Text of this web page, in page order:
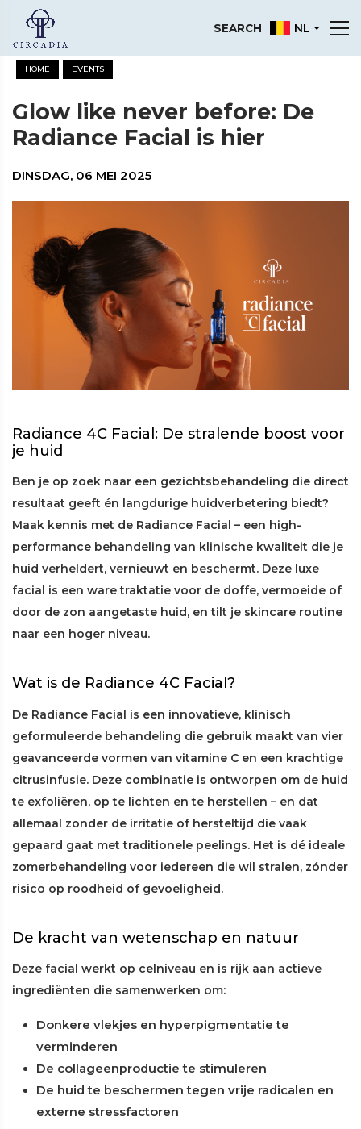
SEARCH NL
HOME EVENTS
Glow like never before: De
Radiance Facial is hier
DINSDAG, 06 MEI 2025
Radiance 4C Facial: De stralende boost voor
je huid
Ben je op zoek naar een gezichtsbehandeling die direct
resultaat geeft én langdurige huidverbetering biedt?
Maak kennis met de Radiance Facial – een high-
performance behandeling van klinische kwaliteit die je
huid verheldert, vernieuwt en beschermt. Deze luxe
facial is een ware traktatie voor de doffe, vermoeide of
door de zon aangetaste huid, en tilt je skincare routine
naar een hoger niveau.
Wat is de Radiance 4C Facial?
De Radiance Facial is een innovatieve, klinisch
geformuleerde behandeling die gebruik maakt van vier
geavanceerde vormen van vitamine C en een krachtige
citrusinfusie. Deze combinatie is ontworpen om de huid
te exfoliëren, op te lichten en te herstellen – en dat
allemaal zonder de irritatie of hersteltijd die vaak
gepaard gaat met traditionele peelings. Het is dé ideale
zomerbehandeling voor iedereen die wil stralen, zónder
risico op roodheid of gevoeligheid.
De kracht van wetenschap en natuur
Deze facial werkt op celniveau en is rijk aan actieve
ingrediënten die samenwerken om:
Donkere vlekjes en hyperpigmentatie te
verminderen
De collageenproductie te stimuleren
De huid te beschermen tegen vrije radicalen en
externe stressfactoren